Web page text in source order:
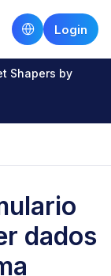
Login
Shapers by
dados